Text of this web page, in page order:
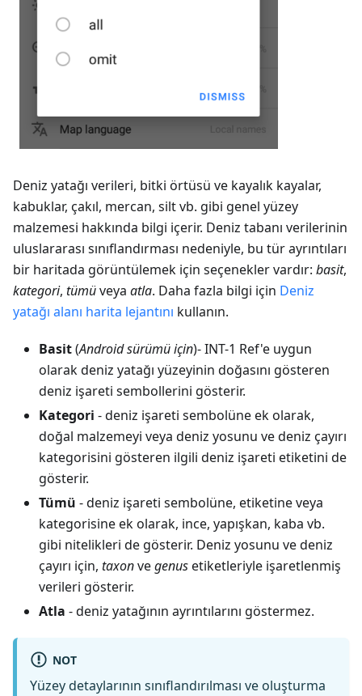
Deniz yatağı verileri, bitki örtüsü ve kayalık kayalar,
kabuklar, çakıl, mercan, silt vb. gibi genel yüzey
malzemesi hakkında bilgi içerir. Deniz tabanı verilerinin
uluslararası sınıflandırması nedeniyle, bu tür ayrıntıları
bir haritada görüntülemek için seçenekler vardır: basit,
kategori, tümüveya atla. Daha fazla bilgi için Deniz
yatağı alanı harita lejantını kullanın.
Basit(Android sürümü için)- INT-1 Ref'e uygun
olarak deniz yatağı yüzeyinin doğasını gösteren
deniz işareti sembollerini gösterir.
Kategori - deniz işareti sembolüne ek olarak,
doğal malzemeyi veya deniz yosunu ve deniz çayırı
kategorisini gösteren ilgili deniz işareti etiketini de
gösterir.
Tümü - deniz işareti sembolüne, etiketine veya
kategorisine ek olarak, ince, yapışkan, kaba vb.
gibi nitelikleri de gösterir. Deniz yosunu ve deniz
çayırı için, taxonvegenusetiketleriyle işaretlenmiş
verileri gösterir.
Atla - deniz yatağının ayrıntılarını göstermez.
NOT
Yüzey detaylarının sınıflandırılması ve oluşturma